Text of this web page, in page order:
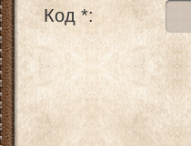
Код *: